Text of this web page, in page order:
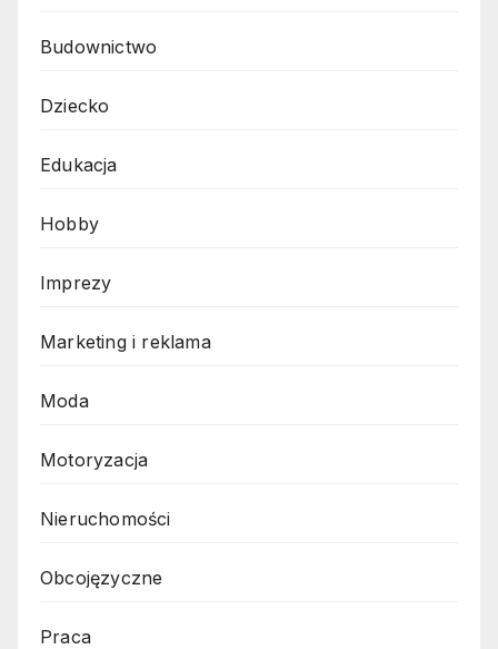
Budownictwo
Dziecko
Edukacja
Hobby
Imprezy
Marketing i reklama
Moda
Motoryzacja
Nieruchomości
Obcojęzyczne
Praca